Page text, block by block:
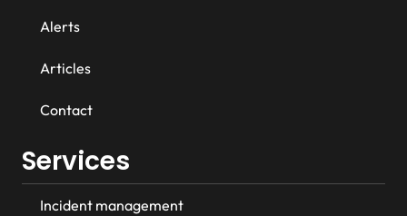
Alerts
Articles
Contact
Services
Incident management